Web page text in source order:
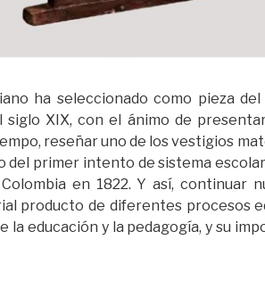
ha seleccionado como pieza
siglo XIX, con el ánimo de
reseñar uno de los vestigios
del primer intento de sistema
en 1822. Y así, continuar
producto de diferentes procesos
la educación y la pedagogía, y su